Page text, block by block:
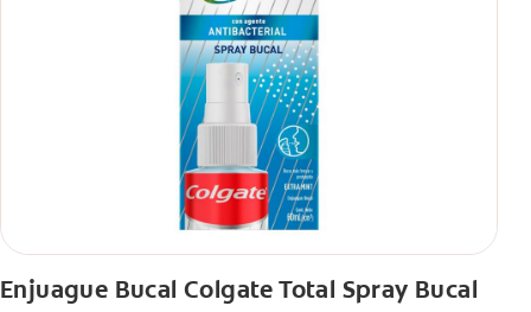
Enjuague Bucal Colgate Total Spray Bucal